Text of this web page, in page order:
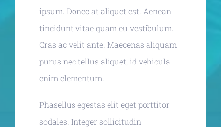
ipsum. Donec at aliquet est. Aenean
tincidunt vitae quam eu vestibulum.
Cras ac velit ante. Maecenas aliquam
purus nec tellus aliquet, id vehicula
enim elementum.
Phasellus egestas elit eget porttitor
sodales. Integer sollicitudin